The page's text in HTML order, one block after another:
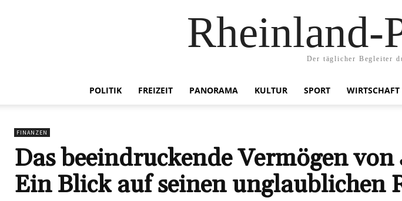
Rheinland-
Der täglicher Begleiter
POLITIK FREIZEIT PANORAMA KULTUR SPORT WIRTSCHAFT
FINANZEN
Das beeindruckende Vermögen
Ein Blick auf seinen unglaublichen